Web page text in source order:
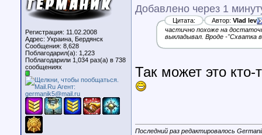
Регистрация: 11.02.2008
Адрес: Украина, Бердянск
Сообщения: 8,628
Поблагодарил(а): 1,223
Поблагодарили 1,034 раз(а) в 738
сообщениях
Добавлено через 1
Цитата: Автор: Vlad lev
частично похоже на
выкладывал. Вроде -"Схватка
Так может это
Последний раз редактировалось